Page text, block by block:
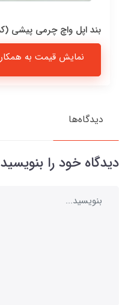
بند اپل واچ چرمی پیشی (کدw5083)
نمایش قیمت به همکار
دیدگاه‌ها
دیدگاه خود را بنویسید